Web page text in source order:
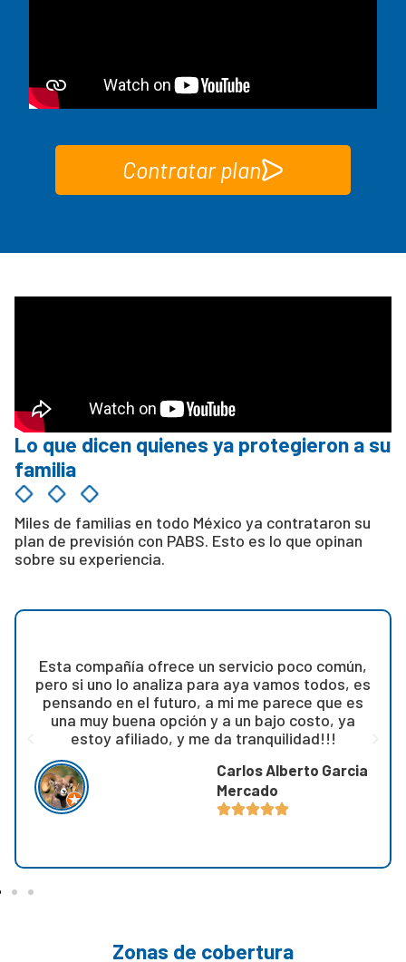
Contratar plan
Lo que dicen quienes ya protegieron a su
familia
Miles de familias en todo México ya contrataron su
plan de previsión con PABS. Esto es lo que opinan
sobre su experiencia.
Excelente empresa de planes previsores a
futuro
Ulises Montalván
Zonas de cobertura